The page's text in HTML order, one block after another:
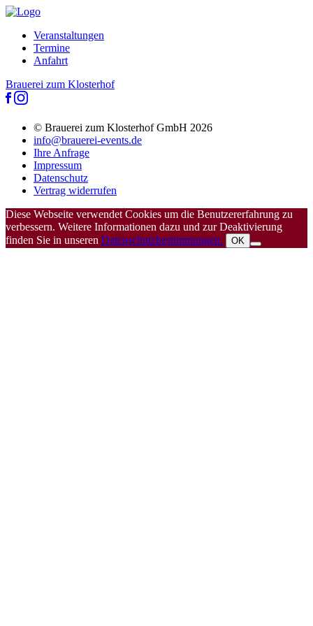
Veranstaltungen
Termine
Anfahrt
Brauerei zum Klosterhof
© Brauerei zum Klosterhof GmbH 2026
info@brauerei-events.de
Ihre Anfrage
Impressum
Datenschutz
Vertrag widerrufen
Diese Webseite verwendet Cookies um die Benutzererfahrung zu
verbessern. Weitere Informationen dazu und zur Deaktivierung
finden Sie in unseren Datenschutzbestimmungen. OK